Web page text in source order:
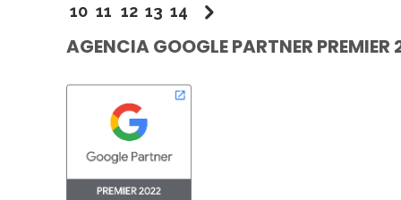
10 11 12 13 14
AGENCIA GOOGLE PARTNER PREMIER